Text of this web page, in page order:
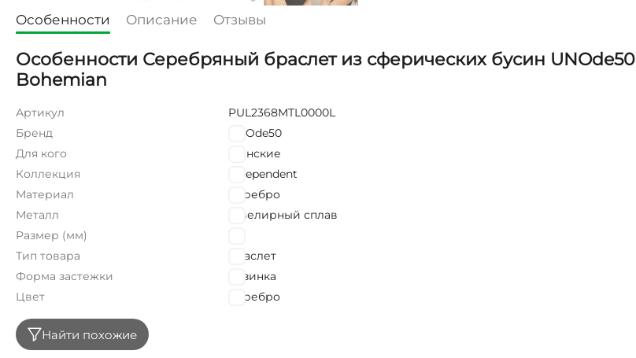
Особенности Описание Отзывы
Особенности Серебряный браслет из сферических бусин UNOde50
Bohemian
Артикул
PUL2368MTL0000L
Бренд
UNOde50
Для кого
Женские
Коллекция
Independent
Материал
Серебро
Металл
Ювелирный сплав
Размер (мм)
Тип товара
Браслет
Форма застежки
Резинка
Цвет
Серебро
Найти похожие